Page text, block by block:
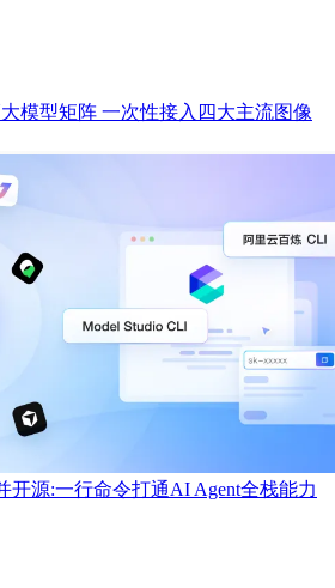
模型矩阵 一次性接入四大主流图像
开源:一行命令打通AI Agent全栈能力